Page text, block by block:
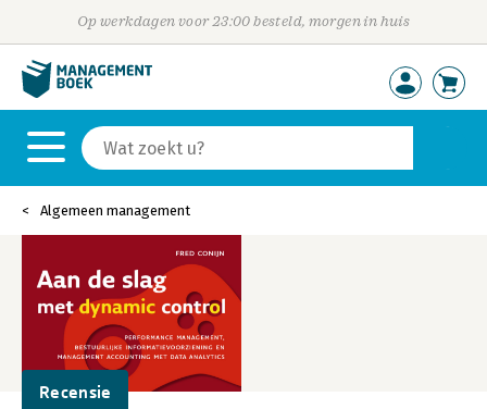
Op werkdagen voor 23:00 besteld, morgen in huis
Algemeen management
Recensie